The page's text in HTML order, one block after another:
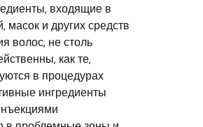
входящие в
масок и других средств
волос, не столь
как те,
в процедурах
ингредиенты